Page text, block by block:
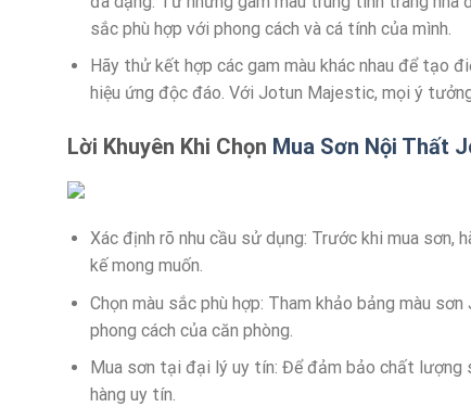
sắc phù hợp với phong cách và cá tính của mình.
Hãy thử kết hợp các gam màu khác nhau để tạo
hiệu ứng độc đáo. Với Jotun Majestic, mọi ý
Lời Khuyên Khi Chọn Mua Sơn Nội Thất
Xác định rõ nhu cầu sử dụng: Trước khi mua sơn,
kế mong muốn.
Chọn màu sắc phù hợp: Tham khảo bảng màu
phong cách của căn phòng.
Mua sơn tại đại lý uy tín: Để đảm bảo chất lượng
hàng uy tín.